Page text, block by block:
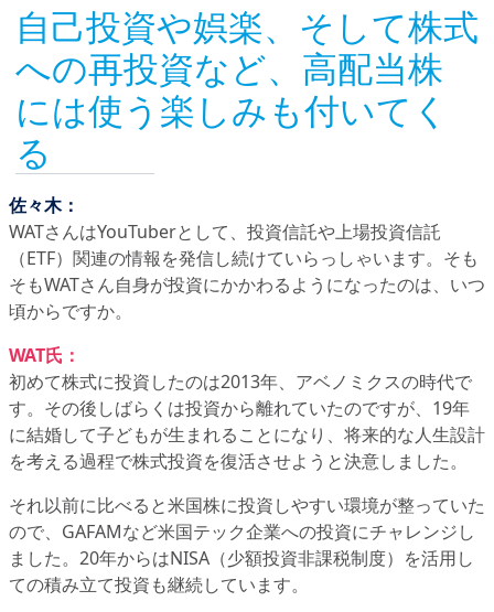
自己投資や娯楽、そして株式
への再投資など、高配当株
には使う楽しみも付いてく
る
佐々木：
WATさんはYouTuberとして、投資信託や上場投資信託
（ETF）関連の情報を発信し続けていらっしゃいます。そも
そもWATさん自身が投資にかかわるようになったのは、いつ
頃からですか。
WAT氏：
初めて株式に投資したのは2013年、アベノミクスの時代で
す。その後しばらくは投資から離れていたのですが、19年
に結婚して子どもが生まれることになり、将来的な人生設計
を考える過程で株式投資を復活させようと決意しました。
それ以前に比べると米国株に投資しやすい環境が整っていた
ので、GAFAMなど米国テック企業への投資にチャレンジし
ました。20年からはNISA（少額投資非課税制度）を活用し
ての積み立て投資も継続しています。